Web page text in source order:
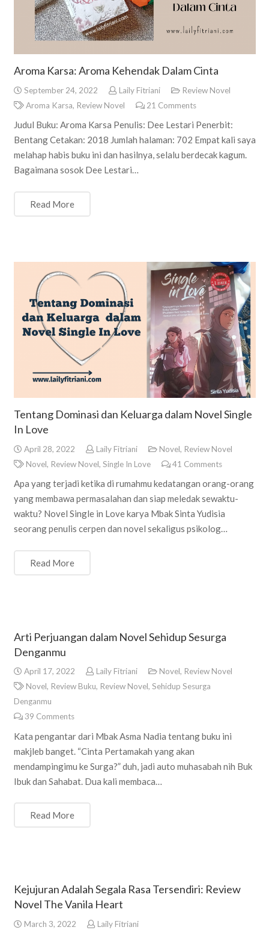
Aroma Karsa: Aroma Kehendak Dalam Cinta
September 24, 2022 Laily Fitriani
Review Novel
Aroma Karsa, Review Novel 21 Comments
Judul Buku: Aroma Karsa Penulis: Dee Lestari Penerbit:
Bentang Cetakan: 2018 Jumlah halaman: 702 Empat kali saya
melahap habis buku ini dan hasilnya, selalu berdecak kagum.
Bagaimana sosok Dee Lestari…
Read More
Tentang Dominasi dan Keluarga dalam Novel Single
In Love
April 28, 2022 Laily Fitriani Novel, Review Novel
Novel, Review Novel, Single In Love 41 Comments
Apa yang terjadi ketika di rumahmu kedatangan orang-orang
yang membawa permasalahan dan siap meledak sewaktu-
waktu? Novel Single in Love karya Mbak Sinta Yudisia
seorang penulis cerpen dan novel sekaligus psikolog…
Read More
Arti Perjuangan dalam Novel Sehidup Sesurga
Denganmu
April 17, 2022 Laily Fitriani Novel, Review Novel
Novel, Review Buku, Review Novel, Sehidup Sesurga
Denganmu
39 Comments
Kata pengantar dari Mbak Asma Nadia tentang buku ini
makjleb banget. “Cinta Pertamakah yang akan
mendampingimu ke Surga?” duh, jadi auto muhasabah nih Buk
Ibuk dan Sahabat. Dua kali membaca…
Read More
Kejujuran Adalah Segala Rasa Tersendiri: Review
Novel The Vanila Heart
March 3, 2022
Laily Fitriani